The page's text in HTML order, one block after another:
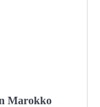
Marokko